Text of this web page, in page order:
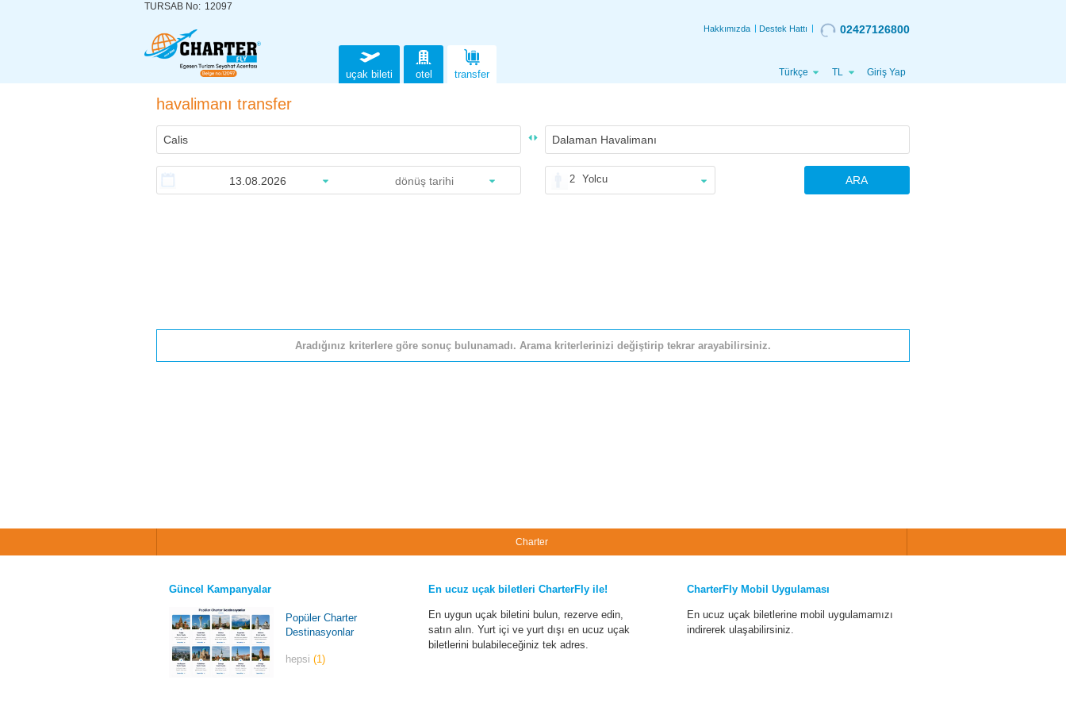
TURSAB No: 12097
Hakkımızda Destek Hattı 02427126800
uçak bileti otel transfer Türkçe TL Giriş Yap
havalimanı transfer
2 Yolcu ARA
Aradığınız kriterlere göre sonuç bulunamadı. Arama kriterlerinizi değiştirip tekrar arayabilirsiniz.
Charter
Güncel Kampanyalar
Popüler Charter
Destinasyonlar
hepsi(1)
En ucuz uçak biletleri CharterFly ile!
En uygun uçak biletini bulun, rezerve edin,
satın alın. Yurt içi ve yurt dışı en ucuz uçak
biletlerini bulabileceğiniz tek adres.
CharterFly Mobil Uygulaması
En ucuz uçak biletlerine mobil uygulamamızı
indirerek ulaşabilirsiniz.